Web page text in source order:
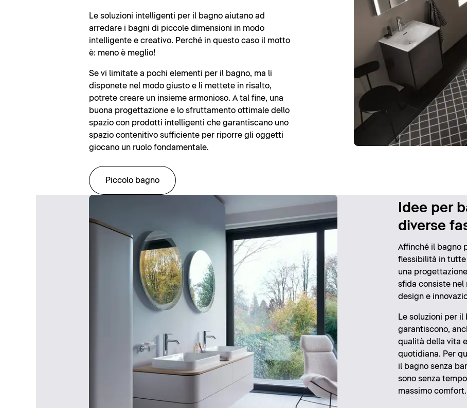
Le soluzioni intelligenti per il bagno aiutano ad
arredare i bagni di piccole dimensioni in modo
intelligente e creativo. Perché in questo caso il motto
è: meno è meglio!
Se vi limitate a pochi elementi per il bagno, ma li
disponete nel modo giusto e li mettete in risalto,
potrete creare un insieme armonioso. A tal fine, una
buona progettazione e lo sfruttamento ottimale dello
spazio con prodotti intelligenti che garantiscano uno
spazio contenitivo sufficiente per riporre gli oggetti
giocano un ruolo fondamentale.
Piccolo bagno
Idee per
diverse
Affinché il bagno
flessibilità in
una
sfida consiste nel
design e
Le soluzioni per
garantiscono,
qualità della vita
quotidiana. Per
il bagno senza
sono senza
massimo comfort.